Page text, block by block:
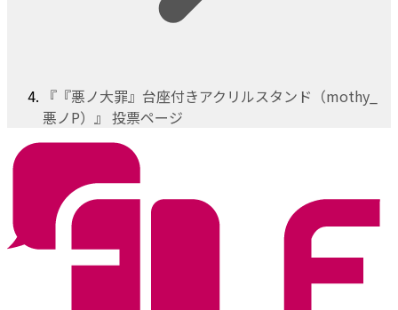
『『悪ノ大罪』台座付きアクリルスタンド（mothy_
悪ノP）』 投票ページ